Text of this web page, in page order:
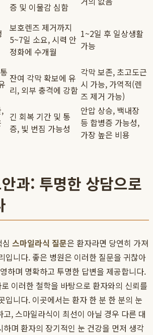
증 및 이물감 심함
보호렌즈 제거까지
5~7일 소요, 시력 안
정화에 수개월
1~2일 후 일상생활
가능
잔여 각막 확보에 유
리, 외부 충격에 강함
각막 보존, 초고도근
시 가능, 가역적(렌
즈 제거 가능)
긴 회복 기간 및 통
증, 빛 번짐 가능성
안압 상승, 백내장
등 합병증 가능성,
가장 높은 비용
과: 투명한 상담으로
스마일라식 질문은 환자라면 당연히 가져
입니다. 좋은 병원은 이러한 질문을 귀찮아
하며 명확하고 투명한 답변을 제공합니다.
이러한 철학을 바탕으로 환자와의 신뢰를
입니다. 이곳에서는 환자 한 분 한 분의 눈
, 스마일라식이 최선이 아닐 경우 다른 대
하며 환자의 장기적인 눈 건강을 먼저 생각